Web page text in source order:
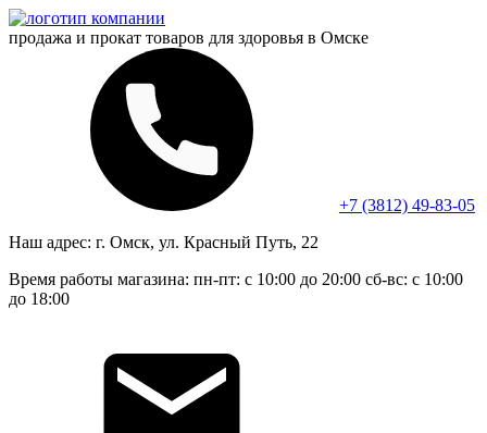
продажа и прокат товаров для здоровья в Омске
+7 (3812) 49-83-05
Наш адрес: г. Омск, ул. Красный Путь, 22
Время работы магазина: пн-пт: с 10:00 до 20:00 сб-вс: с 10:00
до 18:00